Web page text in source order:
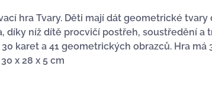
hra Tvary. Děti mají dát geometrické
díky níž dítě procvičí postřeh, soustředění
30 karet a 41 geometrických obrazců. Hra
x 28 x 5 cm